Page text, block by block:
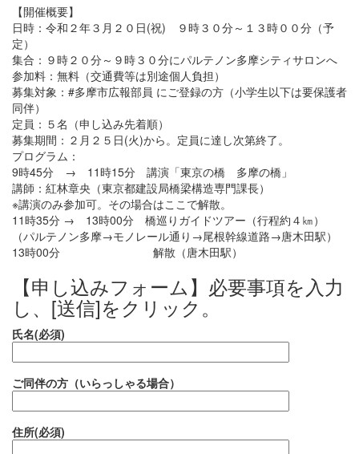
【開催概要】
日時：令和２年３月２０日(祝) ９時３０分～１３時００分（予
定）
集合：９時２０分～９時３０分にパルテノン多摩シティサロンへ
参加料：無料（交通費等は別途個人負担）
募集対象：#多摩市広報部員 にご登録の方（小学生以下は要保護者
同伴）
定員：５名（申し込み先着順）
募集期間：２月２５日(火)から。定員に達し次第終了。
プログラム：
9時45分 → 11時15分 講演「東京の橋 多摩の橋」
講師：紅林章央（東京都建設局橋梁構造専門課長）
※講演のみ参加可。その場合はここで解散。
11時35分 → 13時00分 橋巡りガイドツアー（行程約４㎞）
（パルテノン多摩→モノレール通り→尾根幹線道路→唐木田駅）
13時00分 解散（唐木田駅）
【申し込みフォーム】必要事項を入力
し、[送信]をクリック。
氏名(必須)
ご同伴の方（いらっしゃる場合）
住所(必須)